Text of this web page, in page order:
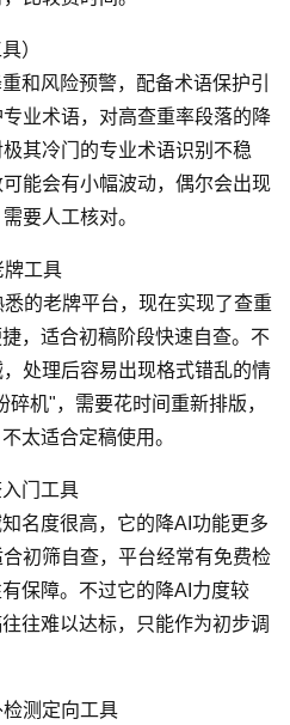
）
和风险预警，配备术语保护引
业术语，对高查重率段落的降
其冷门的专业术语识别不稳
能会有小幅波动，偶尔会出现
要人工核对。
牌工具
的老牌平台，现在实现了查重
，适合初稿阶段快速自查。不
处理后容易出现格式错乱的情
机"，需要花时间重新排版，
太适合定稿使用。
门工具
名度很高，它的降AI功能更多
初筛自查，平台经常有免费检
保障。不过它的降AI力度较
往难以达标，只能作为初步调
测定向工具